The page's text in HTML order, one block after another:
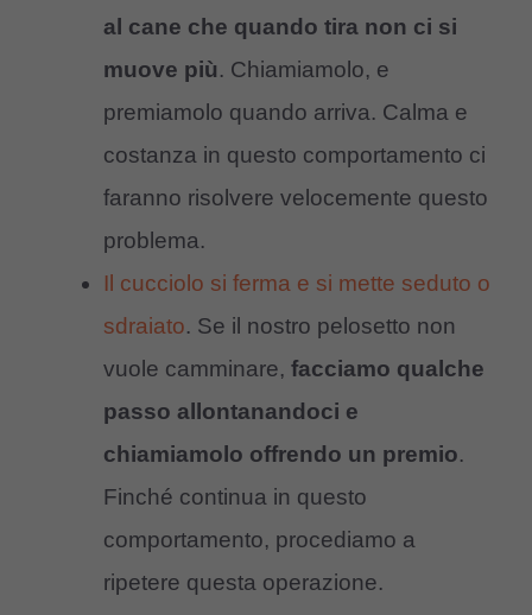
al cane che quando tira non ci si
muove più. Chiamiamolo, e
premiamolo quando arriva. Calma e
costanza in questo comportamento ci
faranno risolvere velocemente questo
problema.
Il cucciolo si ferma e si mette seduto o
sdraiato. Se il nostro pelosetto non
vuole camminare, facciamo qualche
passo allontanandoci e
chiamiamolo offrendo un premio.
Finché continua in questo
comportamento, procediamo a
ripetere questa operazione.